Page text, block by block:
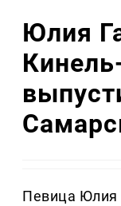
Юлия
Певица Юлия